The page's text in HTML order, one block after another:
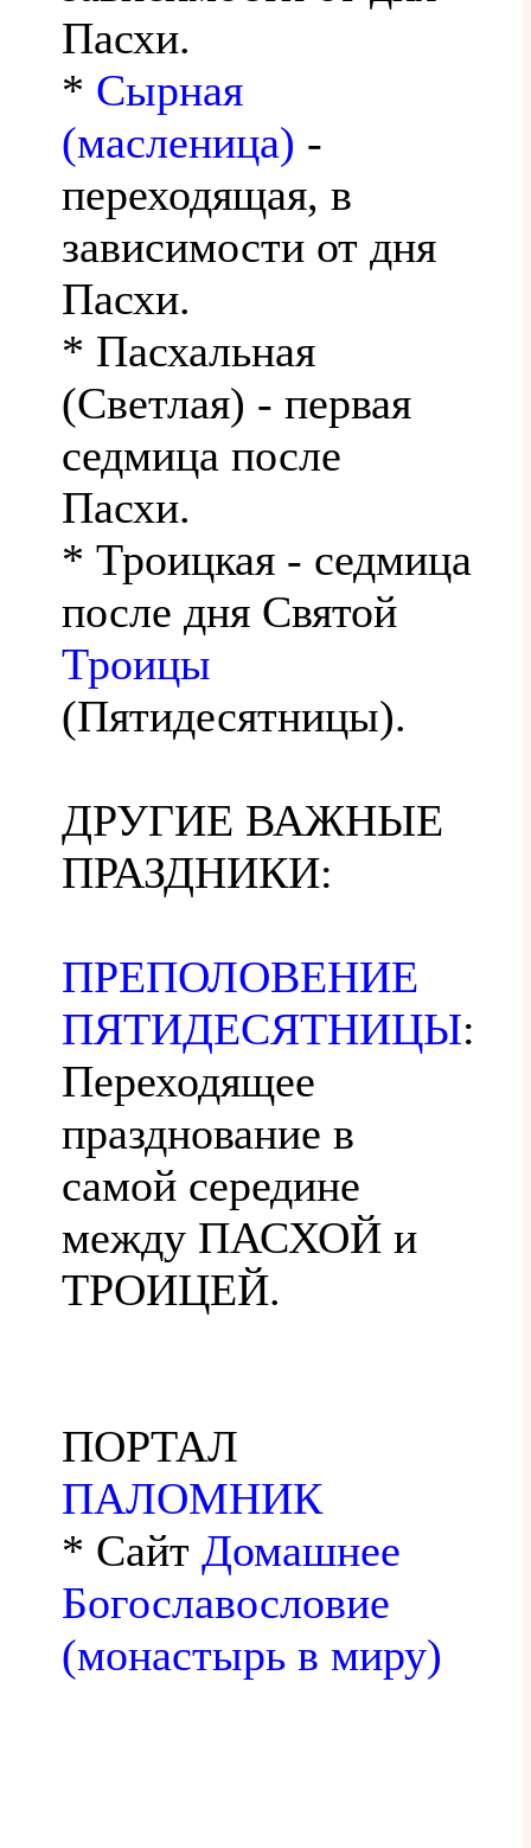
Пасхи.
* Сырная
(масленица) -
переходящая, в
зависимости от дня
Пасхи.
* Пасхальная
(Светлая) - первая
седмица после
Пасхи.
* Троицкая - седмица
после дня Святой
Троицы
(Пятидесятницы).
ДРУГИЕ ВАЖНЫЕ
ПРАЗДНИКИ:
ПРЕПОЛОВЕНИЕ
ПЯТИДЕСЯТНИЦЫ:
Переходящее
празднование в
самой середине
между ПАСХОЙ и
ТРОИЦЕЙ.
ПОРТАЛ
ПАЛОМНИК
* Сайт Домашнее
Богославословие
(монастырь в миру)